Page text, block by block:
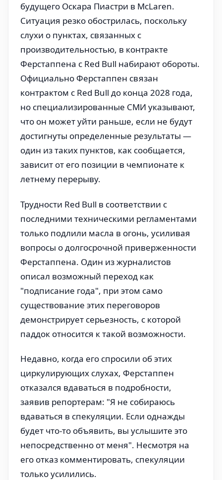
будущего Оскара Пиастри в McLaren.
Ситуация резко обострилась, поскольку
слухи о пунктах, связанных с
производительностью, в контракте
Ферстаппена с Red Bull набирают обороты.
Официально Ферстаппен связан
контрактом с Red Bull до конца 2028 года,
но специализированные СМИ указывают,
что он может уйти раньше, если не будут
достигнуты определенные результаты —
один из таких пунктов, как сообщается,
зависит от его позиции в чемпионате к
летнему перерыву.
Трудности Red Bull в соответствии с
последними техническими регламентами
только подлили масла в огонь, усиливая
вопросы о долгосрочной приверженности
Ферстаппена. Один из журналистов
описал возможный переход как
"подписание года", при этом само
существование этих переговоров
демонстрирует серьезность, с которой
паддок относится к такой возможности.
Недавно, когда его спросили об этих
циркулирующих слухах, Ферстаппен
отказался вдаваться в подробности,
заявив репортерам: "Я не собираюсь
вдаваться в спекуляции. Если однажды
будет что-то объявить, вы услышите это
непосредственно от меня". Несмотря на
его отказ комментировать, спекуляции
только усилились.